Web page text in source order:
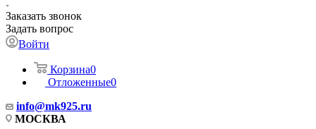
Заказать звонок
Задать вопрос
Войти
Корзина0
Отложенные0
info@mk925.ru
МОСКВА